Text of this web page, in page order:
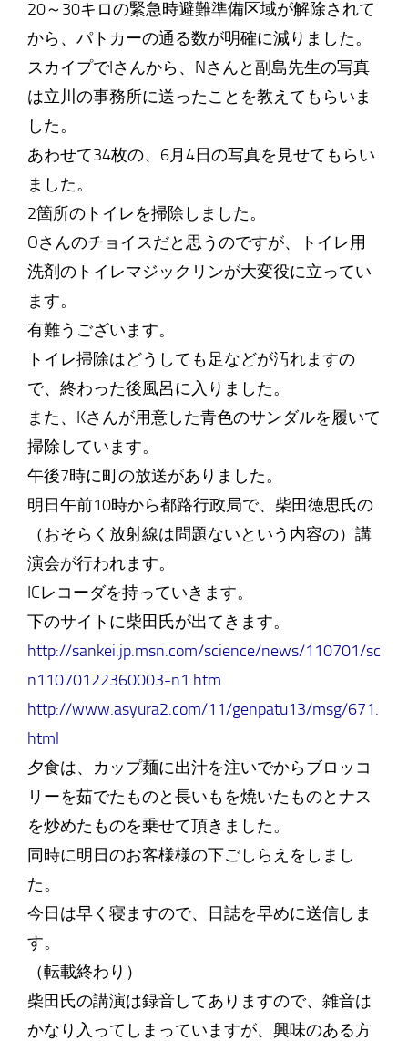
20～30キロの緊急時避難準備区域が解除されて
から、パトカーの通る数が明確に減りました。
スカイプでIさんから、Nさんと副島先生の写真
は立川の事務所に送ったことを教えてもらいま
した。
あわせて34枚の、6月4日の写真を見せてもらい
ました。
2箇所のトイレを掃除しました。
Oさんのチョイスだと思うのですが、トイレ用
洗剤のトイレマジックリンが大変役に立ってい
ます。
有難うございます。
トイレ掃除はどうしても足などが汚れますの
で、終わった後風呂に入りました。
また、Kさんが用意した青色のサンダルを履いて
掃除しています。
午後7時に町の放送がありました。
明日午前10時から都路行政局で、柴田徳思氏の
（おそらく放射線は問題ないという内容の）講
演会が行われます。
ICレコーダを持っていきます。
下のサイトに柴田氏が出てきます。
http://sankei.jp.msn.com/science/news/110701/sc
n11070122360003-n1.htm
http://www.asyura2.com/11/genpatu13/msg/671.
html
夕食は、カップ麺に出汁を注いでからブロッコ
リーを茹でたものと長いもを焼いたものとナス
を炒めたものを乗せて頂きました。
同時に明日のお客様様の下ごしらえをしまし
た。
今日は早く寝ますので、日誌を早めに送信しま
す。
（転載終わり）
柴田氏の講演は録音してありますので、雑音は
かなり入ってしまっていますが、興味のある方